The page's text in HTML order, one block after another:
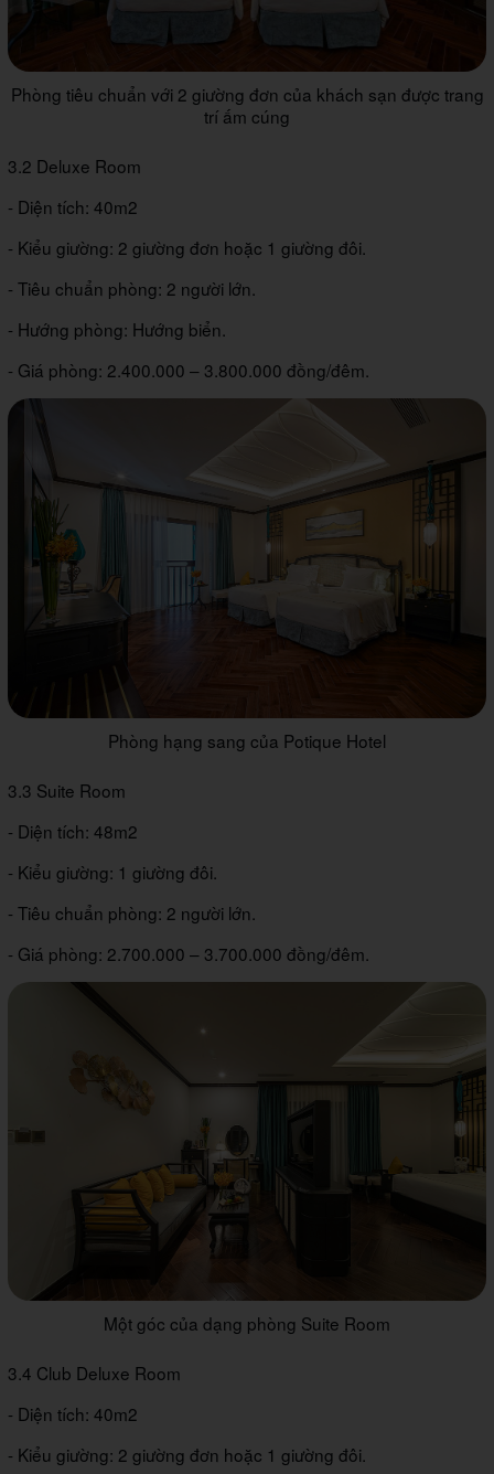
Phòng tiêu chuẩn với 2 giường đơn của khách sạn được trang
trí ấm cúng
3.2 Deluxe Room
- Diện tích: 40m2
- Kiểu giường: 2 giường đơn hoặc 1 giường đôi.
- Tiêu chuẩn phòng: 2 người lớn.
- Hướng phòng: Hướng biển.
- Giá phòng: 2.400.000 – 3.800.000 đồng/đêm.
Phòng hạng sang của Potique Hotel
3.3 Suite Room
- Diện tích: 48m2
- Kiểu giường: 1 giường đôi.
- Tiêu chuẩn phòng: 2 người lớn.
- Giá phòng: 2.700.000 – 3.700.000 đồng/đêm.
Một góc của dạng phòng Suite Room
3.4 Club Deluxe Room
- Diện tích: 40m2
- Kiểu giường: 2 giường đơn hoặc 1 giường đôi.